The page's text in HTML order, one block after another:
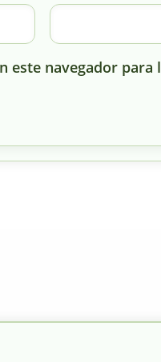
navegador para